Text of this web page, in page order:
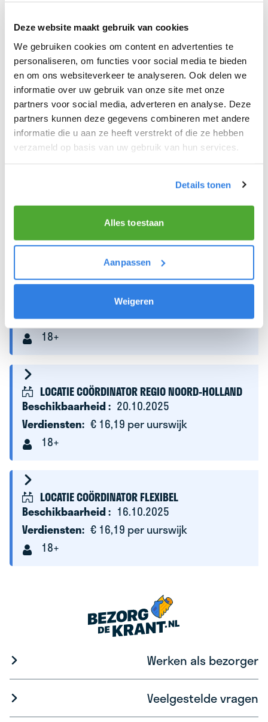
Deze website maakt gebruik van cookies
We gebruiken cookies om content en advertenties te
personaliseren, om functies voor social media te bieden
en om ons websiteverkeer te analyseren. Ook delen we
informatie over uw gebruik van onze site met onze
partners voor social media, adverteren en analyse. Deze
partners kunnen deze gegevens combineren met andere
informatie die u aan ze heeft verstrekt of die ze hebben
verzameld op basis van uw gebruik van hun services.
Details tonen
Alles toestaan
Aanpassen
Weigeren
UITDELER IN ASSEN
Beschikbaarheid : 14.01.2026
Verdiensten: € 16,19 per uurswijk
18+
UITDELER IN ALKMAAR NOORD
Verdiensten: € 16,19 per uurswijk
LOCATIE COÖRDINATOR REGIO
WATERLAND/WESTFRIESLAND
21.10.2025
Verdiensten: € 16,19 per uurswijk
18+
LOCATIE COÖRDINATOR REGIO NOORD-HOLLAND
Beschikbaarheid : 20.10.2025
Verdiensten: € 16,19 per uurswijk
18+
LOCATIE COÖRDINATOR FLEXIBEL
Beschikbaarheid : 16.10.2025
Verdiensten: € 16,19 per uurswijk
18+
Werken als bezorger
Veelgestelde vragen